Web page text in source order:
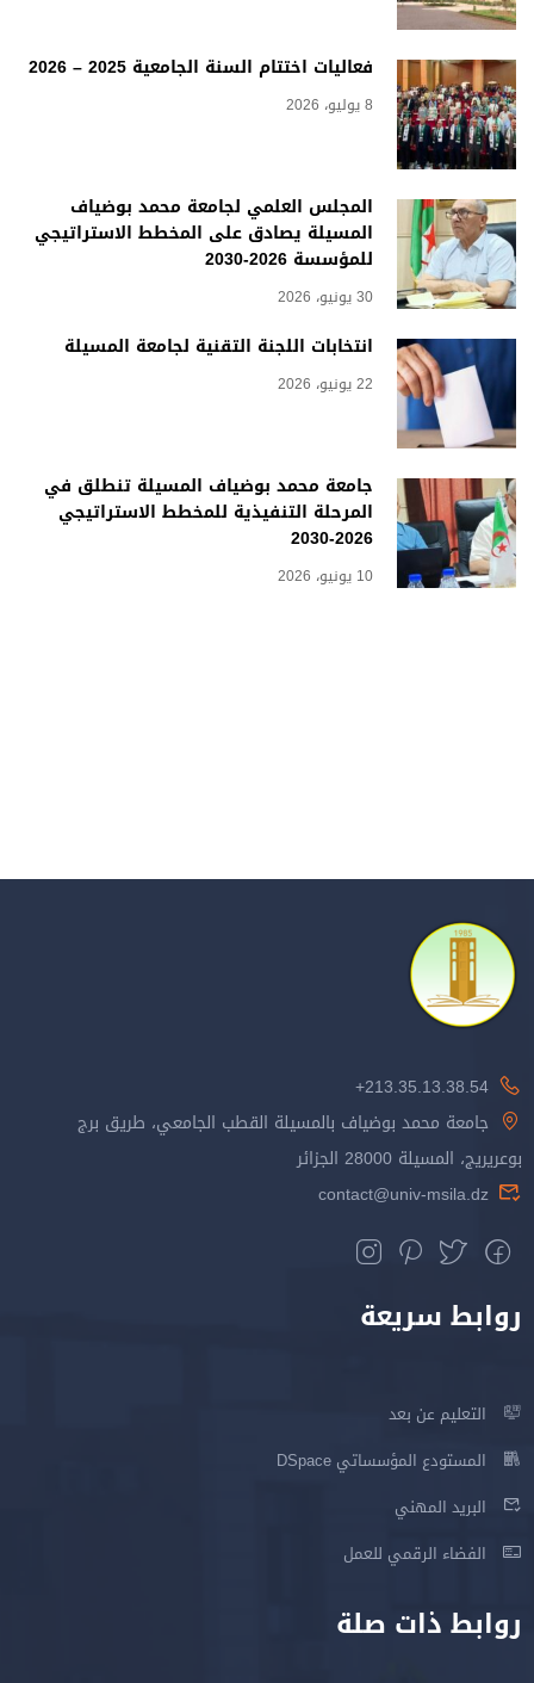
فعاليات اختتام السنة الجامعية 2025 – 2026
8 يوليو، 2026
المجلس العلمي لجامعة محمد بوضياف
المسيلة يصادق على المخطط الاستراتيجي
للمؤسسة 2026-2030
30 يونيو، 2026
انتخابات اللجنة التقنية لجامعة المسيلة
22 يونيو، 2026
جامعة محمد بوضياف المسيلة تنطلق في
المرحلة التنفيذية للمخطط الاستراتيجي
2026-2030
10 يونيو، 2026
213.35.13.38.54+
جامعة محمد بوضياف بالمسيلة القطب الجامعي، طريق برج
بوعريريج، المسيلة 28000 الجزائر
contact@univ-msila.dz
روابط سريعة
التعليم عن بعد
المستودع المؤسساتي DSpace
البريد المهني
الفضاء الرقمي للعمل
روابط ذات صلة